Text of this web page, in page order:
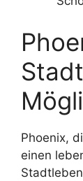
Phoenix,
einen